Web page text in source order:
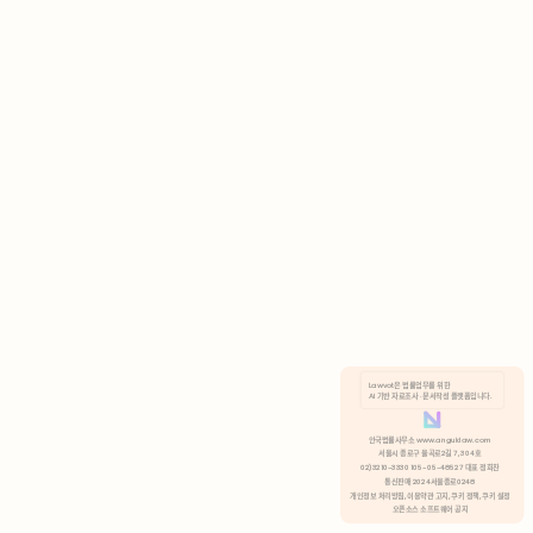
분석 쿠키 허용
Lawvot은 법률업무를 위한
AI 기반 자료조사 · 문서작성 플랫폼입니다.
안국법률사무소 www.anguklaw.com
서울시 종로구 율곡로2길 7, 304호
02)3210-3330 105-05-48527 대표 정희찬
통신판매 2024서울종로0248
개인정보 처리방침, 이용약관 고지, 쿠키 정책, 쿠키 설정
오픈소스 소프트웨어 공지